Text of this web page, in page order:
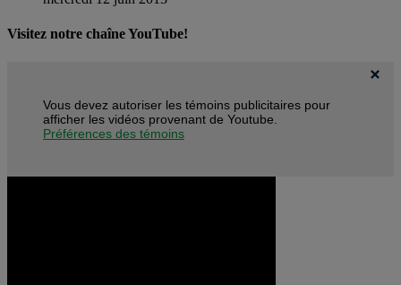
Visitez notre chaîne YouTube!
Vous devez autoriser les témoins publicitaires pour
afficher les vidéos provenant de Youtube.
Préférences des témoins